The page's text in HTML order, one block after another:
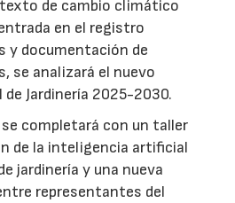
de cambio climático
en el registro
y documentación de
se analizará el nuevo
Jardinería 2025-2030.
completará con un taller
de la inteligencia artificial
jardinería y una nueva
representantes del